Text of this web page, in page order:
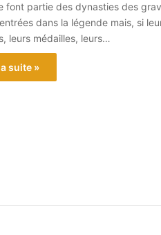
font partie des dynasties des
dans la légende mais, si
leurs médailles, leurs…
suite »